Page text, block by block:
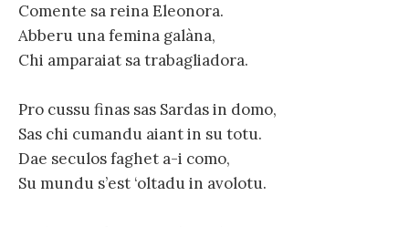
Comente sa reina Eleonora.
Abberu una femina galàna,
Chi amparaiat sa trabagliadora.
Pro cussu finas sas Sardas in domo,
Sas chi cumandu aiant in su totu.
Dae seculos faghet a-i como,
Su mundu s’est ‘oltadu in avolotu.